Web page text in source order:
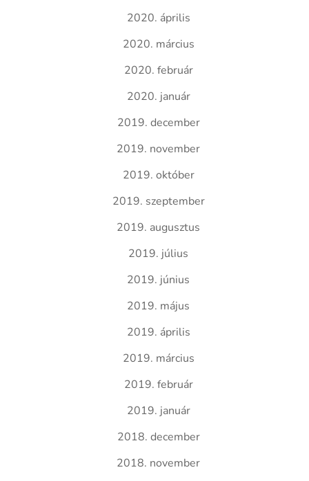
2020. április
2020. március
2020. február
2020. január
2019. december
2019. november
2019. október
2019. szeptember
2019. augusztus
2019. július
2019. június
2019. május
2019. április
2019. március
2019. február
2019. január
2018. december
2018. november